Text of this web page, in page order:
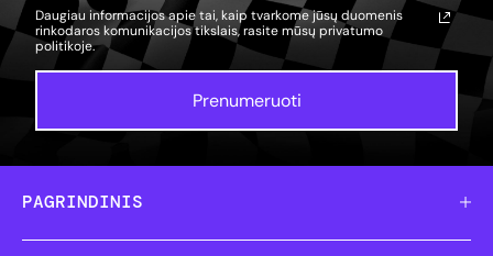
Daugiau informacijos apie tai, kaip tvarkome jūsų duomenis
rinkodaros komunikacijos tikslais, rasite mūsų privatumo
politikoje.
Prenumeruoti
PAGRINDINIS